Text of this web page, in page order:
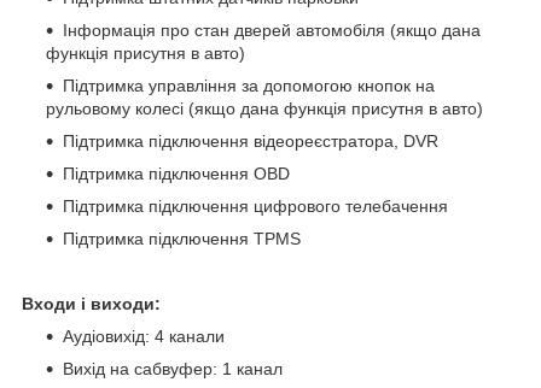
Інформація про стан дверей автомобіля (якщо дана
функція присутня в авто)
Підтримка управління за допомогою кнопок на
рульовому колесі (якщо дана функція присутня в авто)
Підтримка підключення відеореєстратора, DVR
Підтримка підключення OBD
Підтримка підключення цифрового телебачення
Підтримка підключення TPMS
Входи і виходи:
Аудіовихід: 4 канали
Вихід на сабвуфер: 1 канал